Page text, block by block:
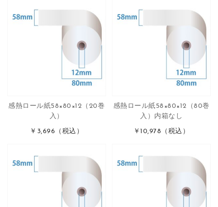
感熱ロール紙58×80×12（20巻
入）
￥3,696 （税込）
感熱ロール紙58×80×12（80巻
入）内箱なし
￥10,978 （税込）